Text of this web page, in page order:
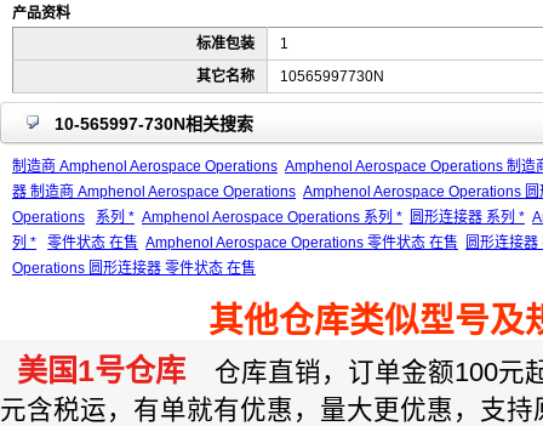
产品资料
标准包装
1
其它名称
10565997730N
10-565997-730N相关搜索
制造商 Amphenol Aerospace Operations Amphenol Aerospace Operations 制
器 制造商 Amphenol Aerospace Operations Amphenol Aerospace Operations
Operations
系列 * Amphenol Aerospace Operations 系列 * 圆形连接器 系列 *
列 *
零件状态 在售 Amphenol Aerospace Operations 零件状态 在售
圆形连接
Operations 圆形连接器 零件状态 在售
其他仓库类似型号及
美国1号仓库 仓库直销，订单金额100元
元含税运，有单就有优惠，量大更优惠，支持